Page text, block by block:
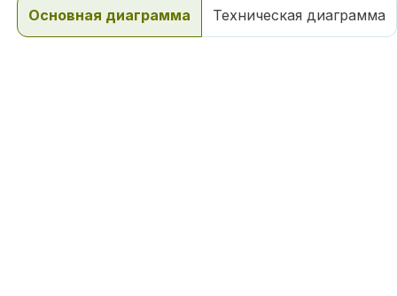
Основная диаграмма Техническая диаграмма